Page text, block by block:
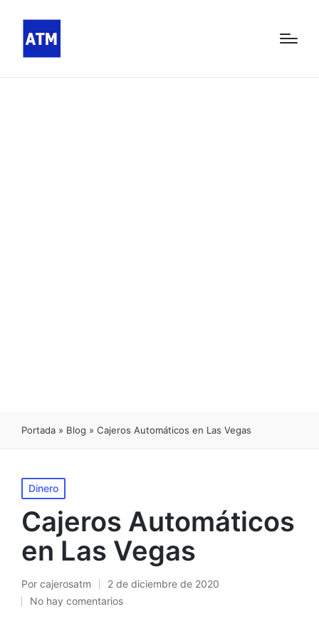
Portada » Blog » Cajeros Automáticos en Las Vegas
Publicado
en
Dinero
Cajeros Automáticos
en Las Vegas
Publicado
por
Por cajerosatm
2 de diciembre de 2020
No hay comentarios